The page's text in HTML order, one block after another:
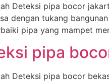
Deteksi pipa bocor
dengan tukang
pipa yang mampet
pipa
Deteksi pipa bocor